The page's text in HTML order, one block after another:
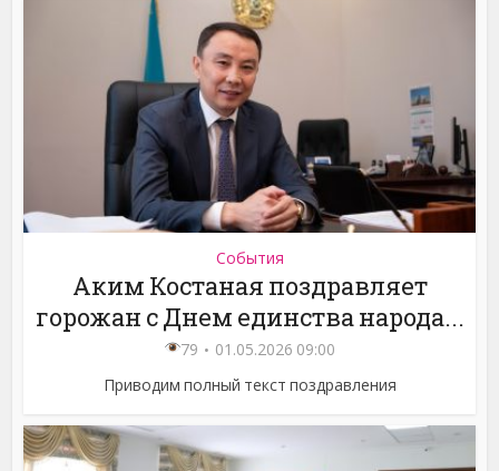
События
Аким Костаная поздравляет
горожан с Днем единства народа...
79
01.05.2026 09:00
Приводим полный текст поздравления